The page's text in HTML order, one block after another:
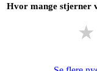
Hvor mange stjerner
★